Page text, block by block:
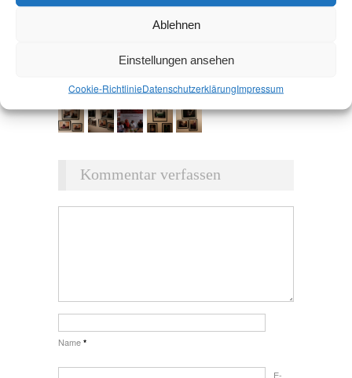
Ablehnen
Einstellungen ansehen
Cookie-RichtlinieDatenschutz­erklärungImpressum
Kommentar verfassen
Name *
E-